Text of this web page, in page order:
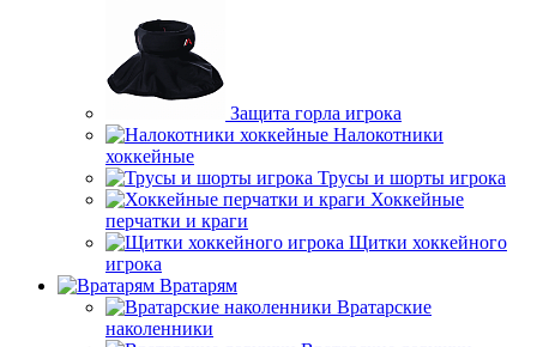
Защита горла игрока
Налокотники
хоккейные
Трусы и шорты игрока
Хоккейные
перчатки и краги
Щитки хоккейного
игрока
Вратарям
Вратарские
наколенники